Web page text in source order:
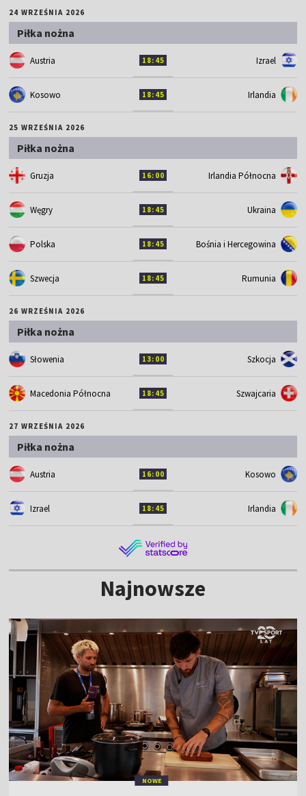
24 WRZEŚNIA 2026
Piłka nożna
Austria 18:45 Izrael
Kosowo 18:45 Irlandia
25 WRZEŚNIA 2026
Piłka nożna
Gruzja 16:00 Irlandia Północna
Węgry 18:45 Ukraina
Polska 18:45 Bośnia i Hercegowina
Szwecja 18:45 Rumunia
26 WRZEŚNIA 2026
Piłka nożna
Słowenia 13:00 Szkocja
Macedonia Północna 18:45 Szwajcaria
27 WRZEŚNIA 2026
Piłka nożna
Austria 16:00 Kosowo
Izrael 18:45 Irlandia
Najnowsze
NOWE